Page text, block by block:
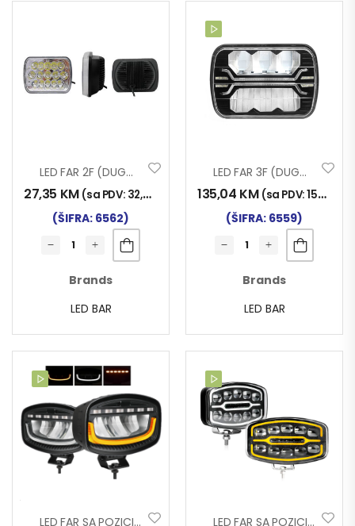
LED FAR 2F (DUGO-KRATKO) 10-30V 45W 195x140mm
27,35 KM (sa PDV: 32,00
(ŠIFRA: 6562)
Brands
LED BAR
LED FAR 3F (DUGO-KRATKO-POZICIJA) 10-30V 36/18W 127x178mm
135,04 KM (sa PDV:158,00
(ŠIFRA: 6559)
Brands
LED BAR
LED FAR SA POZICIJOM (ŽUTA-BIJELA) + TREPTAČ 12-24V FLASH LED FAR SA POZICIJOM (ŽUTA-BIJELA) OVALNI 12-24V DYNAMIC